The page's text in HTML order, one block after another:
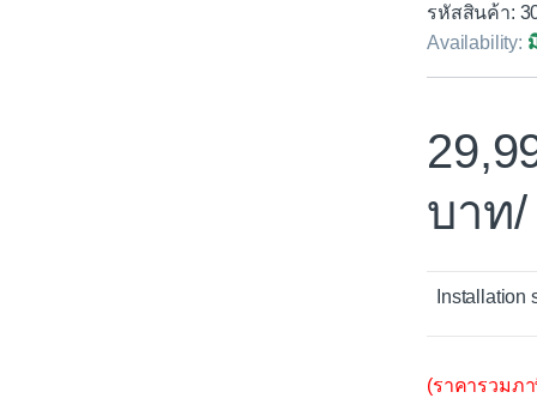
รหัสสินค้า:
Availability:
/
Installation
(ราคารวมภ